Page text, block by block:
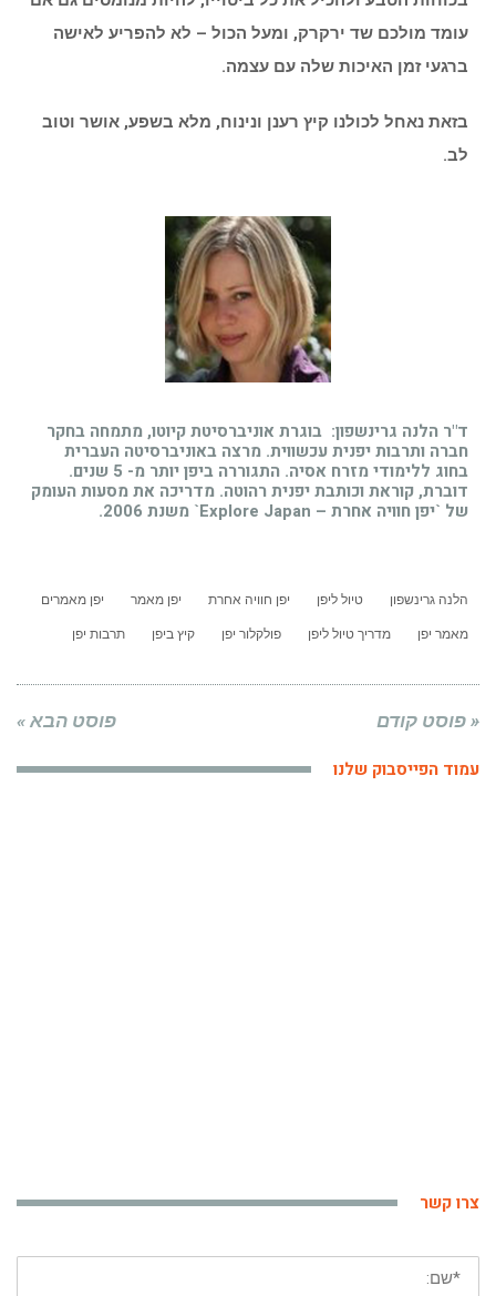
עומד מולכם שד ירקרק, ומעל הכול – לא להפריע לאישה
ברגעי זמן האיכות שלה עם עצמה.
בזאת נאחל לכולנו קיץ רענן ונינוח, מלא בשפע, אושר וטוב
לב.
ד"ר הלנה גרינשפון: בוגרת אוניברסיטת קיוטו, מתמחה בחקר
חברה ותרבות יפנית עכשווית. מרצה באוניברסיטה העברית
בחוג ללימודי מזרח אסיה. התגוררה ביפן יותר מ- 5 שנים.
דוברת, קוראת וכותבת יפנית רהוטה. מדריכה את מסעות העומק
של `יפן חוויה אחרת – Explore Japan` משנת 2006.
הלנה גרינשפון טיול ליפן יפן חוויה אחרת יפן מאמר יפן מאמרים
מאמר יפן מדריך טיול ליפן פולקלור יפן קיץ ביפן תרבות יפן
« פוסט קודם פוסט הבא »
עמוד הפייסבוק שלנו
צרו קשר
*
שם